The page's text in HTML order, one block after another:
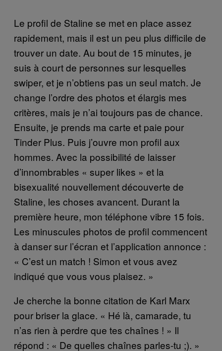
Le profil de Staline se met en place assez
rapidement, mais il est un peu plus difficile de
trouver un date. Au bout de 15 minutes, je
suis à court de personnes sur lesquelles
swiper, et je n’obtiens pas un seul match. Je
change l’ordre des photos et élargis mes
critères, mais je n’ai toujours pas de chance.
Ensuite, je prends ma carte et paie pour
Tinder Plus. Puis j’ouvre mon profil aux
hommes. Avec la possibilité de laisser
d’innombrables « super likes » et la
bisexualité nouvellement découverte de
Staline, les choses avancent. Durant la
première heure, mon téléphone vibre 15 fois.
Les minuscules photos de profil commencent
à danser sur l’écran et l’application annonce :
« C’est un match ! Simon et vous avez
indiqué que vous vous plaisez. »
Je cherche la bonne citation de Karl Marx
pour briser la glace. « Hé là, camarade, tu
n’as rien à perdre que tes chaînes ! » Il
répond : « De quelles chaînes parles-tu ;). »